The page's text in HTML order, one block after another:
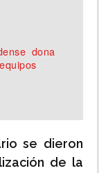
dona
se dieron
de la